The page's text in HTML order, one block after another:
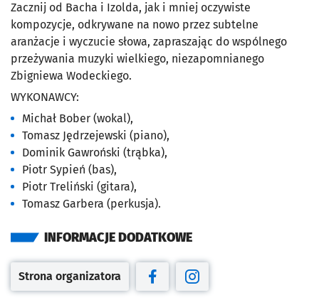
Zacznij od Bacha i Izolda, jak i mniej oczywiste
kompozycje, odkrywane na nowo przez subtelne
aranżacje i wyczucie słowa, zapraszając do wspólnego
przeżywania muzyki wielkiego, niezapomnianego
Zbigniewa Wodeckiego.
WYKONAWCY:
Michał Bober (wokal),
Tomasz Jędrzejewski (piano),
Dominik Gawroński (trąbka),
Piotr Sypień (bas),
Piotr Treliński (gitara),
Tomasz Garbera (perkusja).
INFORMACJE DODATKOWE
Otwiera się w nowej karcie
Strona organizatora
Otwiera się w nowej karcie
Otwiera się w nowej